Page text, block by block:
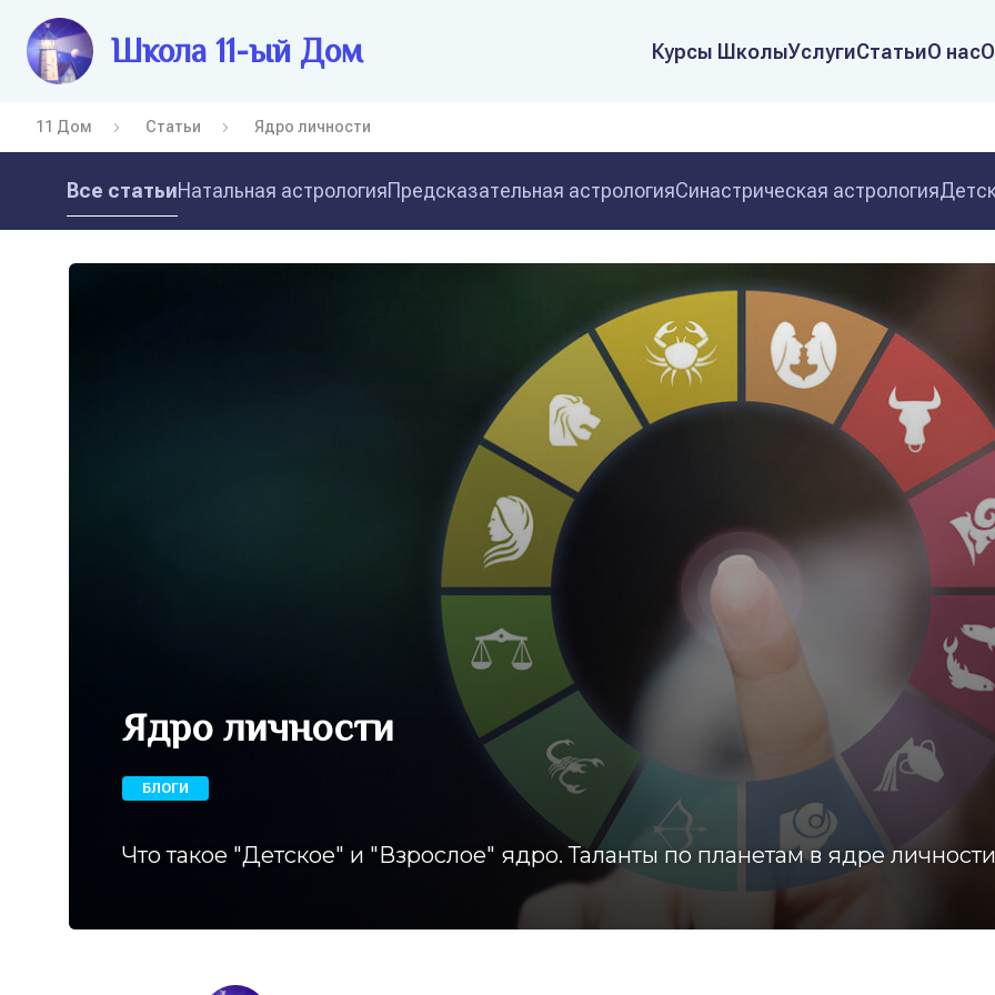
Школа 11-ый Дом Курсы ШколыУслугиСтатьиО нас
11 Дом Статьи Ядро личности
Все статьиНатальная астрологияПредсказательная астрологияСинастрическая астрология
Ядро личности
БЛОГИ
Что такое "Детское" и "Взрослое" ядро. Таланты по планетам в ядре